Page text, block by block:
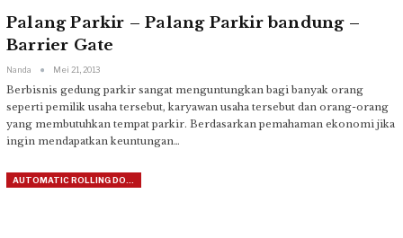
Palang Parkir – Palang Parkir bandung –
Barrier Gate
Nanda Mei 21, 2013
Berbisnis gedung parkir sangat menguntungkan bagi banyak orang
seperti pemilik usaha tersebut, karyawan usaha tersebut dan orang-orang
yang membutuhkan tempat parkir. Berdasarkan pemahaman ekonomi jika
ingin mendapatkan keuntungan…